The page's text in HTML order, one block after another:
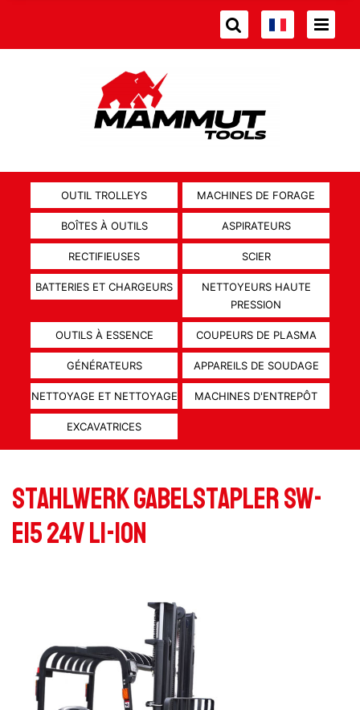
OUTIL TROLLEYS MACHINES DE FORAGE
BOÎTES À OUTILS ASPIRATEURS
RECTIFIEUSES SCIER
BATTERIES ET CHARGEURS
NETTOYEURS HAUTE
PRESSION
OUTILS À ESSENCE COUPEURS DE PLASMA
GÉNÉRATEURS APPAREILS DE SOUDAGE
NETTOYAGE ET NETTOYAGE MACHINES D'ENTREPÔT
EXCAVATRICES
Stahlwerk Gabelstapler SW-
e15 24V Li-ION